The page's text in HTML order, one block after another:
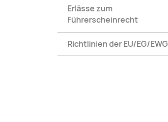
Erlässe zum
Führerscheinrecht
Richtlinien der EU/EG/EWG